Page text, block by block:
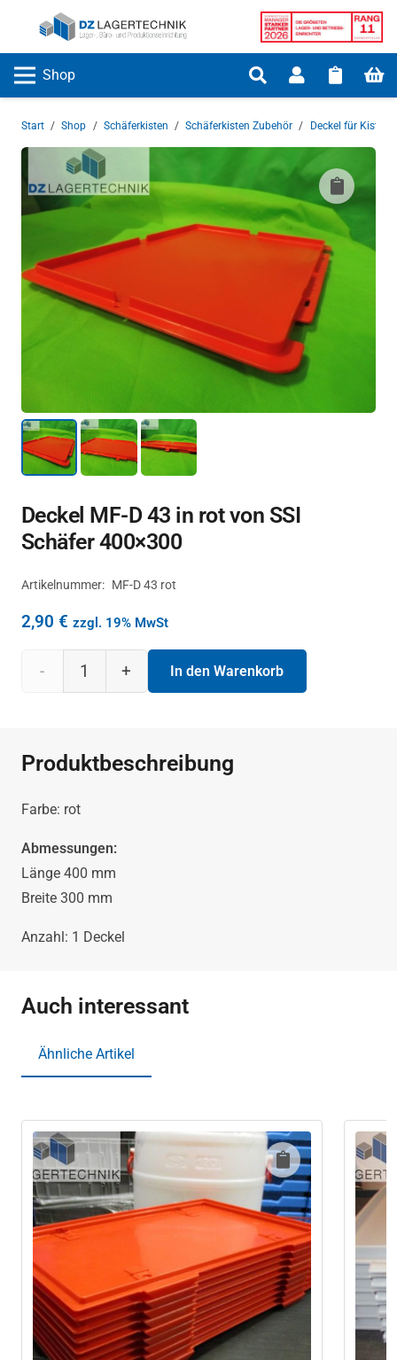
Shop
Start / Shop / Schäferkisten / Schäferkisten Zubehör / Deckel für Kisten
Deckel MF-D 43 in rot von SSI
Schäfer 400×300
Artikelnummer: MF-D 43 rot
2,90 € zzgl. 19% MwSt
Deckel
43 in
SSI
Menge
In den Warenkorb
Produktbeschreibung
Farbe: rot
Abmessungen:
Länge 400 mm
Breite 300 mm
Anzahl: 1 Deckel
Auch interessant
Ähnliche Artikel